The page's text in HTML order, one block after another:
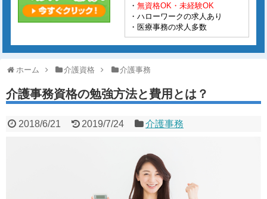
・無資格OK・未経験OK
・ハローワークの求人あり
・医療事務の求人多数
ホーム 介護資格 介護事務
介護事務資格の勉強方法と費用とは？
2018/6/21 2019/7/24 介護事務